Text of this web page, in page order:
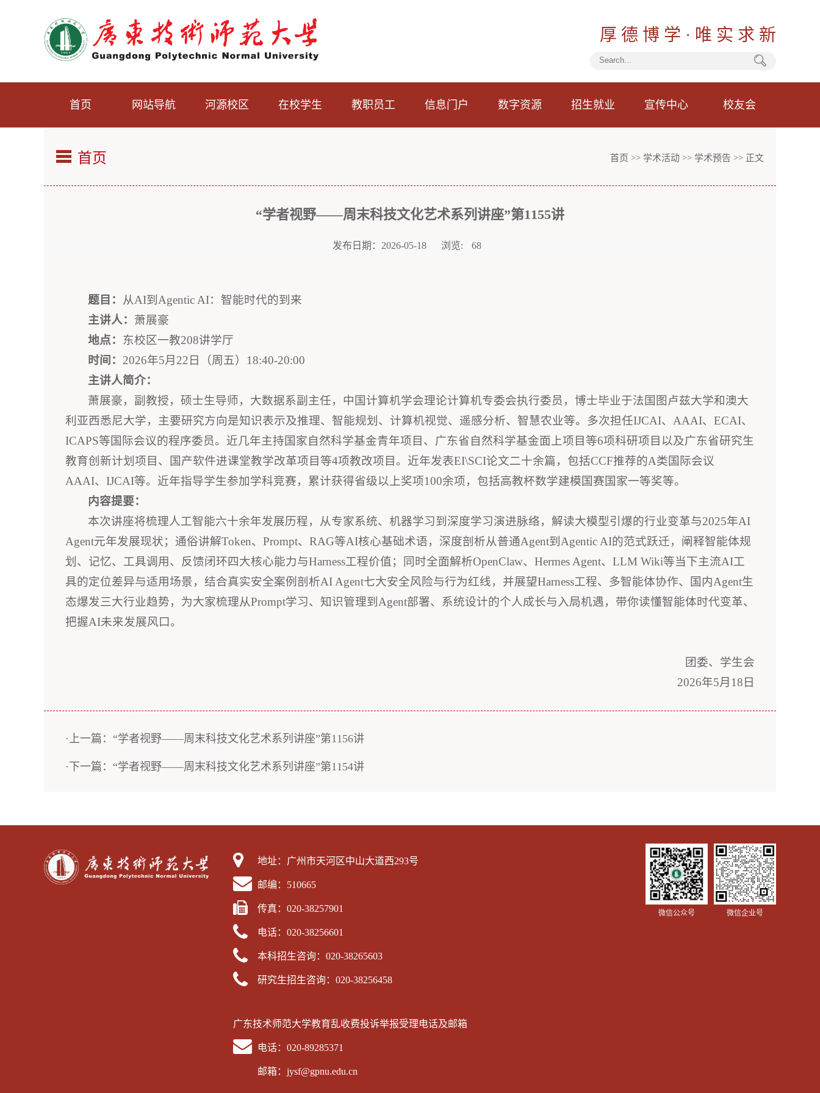
厚 德 博 学 · 唯 实 求 新
首页 网站导航 河源校区 在校学生 教职员工 信息门户 数字资源 招生就业 宣传中心 校友会
首页 首页 >> 学术活动 >> 学术预告 >> 正文
“学者视野——周末科技文化艺术系列讲座”第1155讲
发布日期：2026-05-18 浏览: 68
题 目： 从AI到Agentic AI：智能时代的到来
主讲人： 萧展豪
地点： 东校区一教208讲学厅
时间： 2026年5月22日（周五）18:40-20:00
主讲人简介：
萧展豪，副教授，硕士生导师，大数据系副主任，中国计算机学会理论计算机专委会执行委员，博士毕业于法国图卢兹大学和澳大
利亚西悉尼大学，主要研究方向是知识表示及推理、智能规划、计算机视觉、遥感分析、智慧农业等。多次担任IJCAI、AAAI、ECAI、
ICAPS等国际会议的程序委员。近几年主持国家自然科学基金青年项目、广东省自然科学基金面上项目等6项科研项目以及广东省研究生
教育创新计划项目、国产软件进课堂教学改革项目等4项教改项目。近年发表EI\SCI论文二十余篇，包括CCF推荐的A类国际会议
AAAI、IJCAI等。近年指导学生参加学科竞赛，累计获得省级以上奖项100余项，包括高教杯数学建模国赛国家一等奖等。
内容提要：
本次讲座将梳理人工智能六十余年发展历程，从专家系统、机器学习到深度学习演进脉络，解读大模型引爆的行业变革与2025年AI
Agent元年发展现状；通俗讲解Token、Prompt、RAG等AI核心基础术语，深度剖析从普通Agent到Agentic AI的范式跃迁，阐释智能体规
划、记忆、工具调用、反馈闭环四大核心能力与Harness工程价值；同时全面解析OpenClaw、Hermes Agent、LLM Wiki等当下主流AI工
具的定位差异与适用场景，结合真实安全案例剖析AI Agent七大安全风险与行为红线，并展望Harness工程、多智能体协作、国内Agent生
态爆发三大行业趋势，为大家梳理从Prompt学习、知识管理到Agent部署、系统设计的个人成长与入局机遇，带你读懂智能体时代变革、
把握AI未来发展风口。
团委、学生会
2026年5月18日
·上一篇：“学者视野——周末科技文化艺术系列讲座”第1156讲
·下一篇：“学者视野——周末科技文化艺术系列讲座”第1154讲
地址：广州市天河区中山大道西293号
邮编：510665
传真：020-38257901
电话：020-38256601
本科招生咨询：020-38265603
研究生招生咨询：020-38256458
广东技术师范大学教育乱收费投诉举报受理电话及邮箱
电话：020-89285371
邮箱：jysf@gpnu.edu.cn
微信公众号 微信企业号